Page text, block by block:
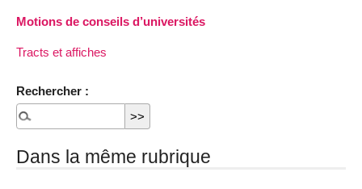
Motions de conseils d’universités
Tracts et affiches
Rechercher :
Dans la même rubrique